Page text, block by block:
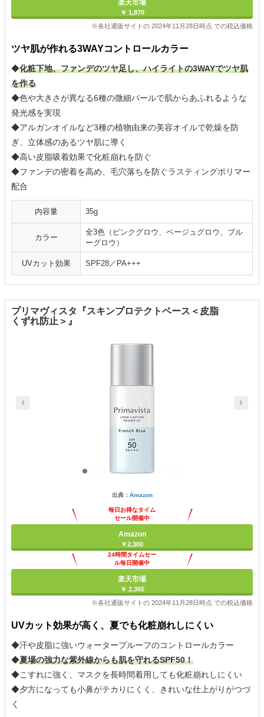
楽天市場
￥ 1,870
※各社通販サイトの 2024年11月28日時点 での税込価格
ツヤ肌が作れる3WAYコントロールカラー
◆化粧下地、ファンデのツヤ足し、ハイライトの3WAYでツヤ肌
を作る
◆色や大きさが異なる6種の微細パールで肌からあふれるような
発光感を実現
◆アルガンオイルなど3種の植物由来の美容オイルで乾燥を防
ぎ、立体感のあるツヤ肌に導く
◆高い皮脂吸着効果で化粧崩れを防ぐ
◆ファンデの密着を高め、毛穴落ちを防ぐラスティングポリマー
配合
内容量 35g
カラー
全3色（ピンクグロウ、ベージュグロウ、ブル
ーグロウ）
UVカット効果 SPF28／PA+++
プリマヴィスタ『スキンプロテクトベース＜皮脂
くずれ防止＞』
出典： Amazon
毎日お得なタイム
セール開催中
Amazon
￥2,300
24時間タイムセー
ル毎日開催中
楽天市場
￥ 2,365
※各社通販サイトの 2024年11月28日時点 での税込価格
UVカット効果が高く、夏でも化粧崩れしにくい
◆汗や皮脂に強いウォータープルーフのコントロールカラー
◆夏場の強力な紫外線からも肌を守れるSPF50！
◆こすれに強く、マスクを長時間着用しても化粧崩れしにくい
◆夕方になっても小鼻がテカりにくく、きれいな仕上がりがつづ
く